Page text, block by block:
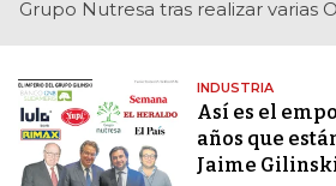
Grupo Nutresa tras realizar varias
INDUSTRIA
Así es el
años que
Jaime